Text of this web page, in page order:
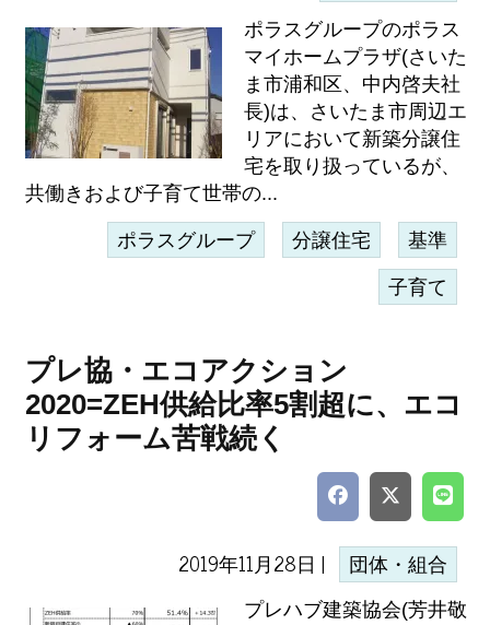
ポラスグループのポラス
マイホームプラザ(さいた
ま市浦和区、中内啓夫社
長)は、さいたま市周辺エ
リアにおいて新築分譲住
宅を取り扱っているが、
共働きおよび子育て世帯の...
ポラスグループ 分譲住宅 基準
子育て
プレ協・エコアクション
2020=ZEH供給比率5割超に、エコ
リフォーム苦戦続く
2019年11月28日 | 団体・組合
プレハブ建築協会(芳井敬